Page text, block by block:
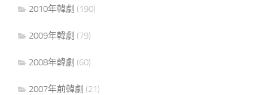
2010年韓劇 (190)
2009年韓劇 (79)
2008年韓劇 (60)
2007年前韓劇 (21)